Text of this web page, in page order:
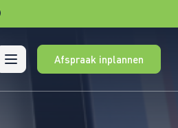
Afspraak inplannen